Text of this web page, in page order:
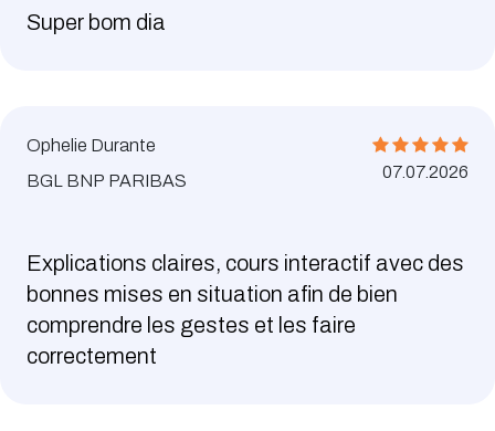
Super bom dia
Ophelie Durante
BGL BNP PARIBAS
07.07.2026
Explications claires, cours interactif avec des
bonnes mises en situation afin de bien
comprendre les gestes et les faire
correctement